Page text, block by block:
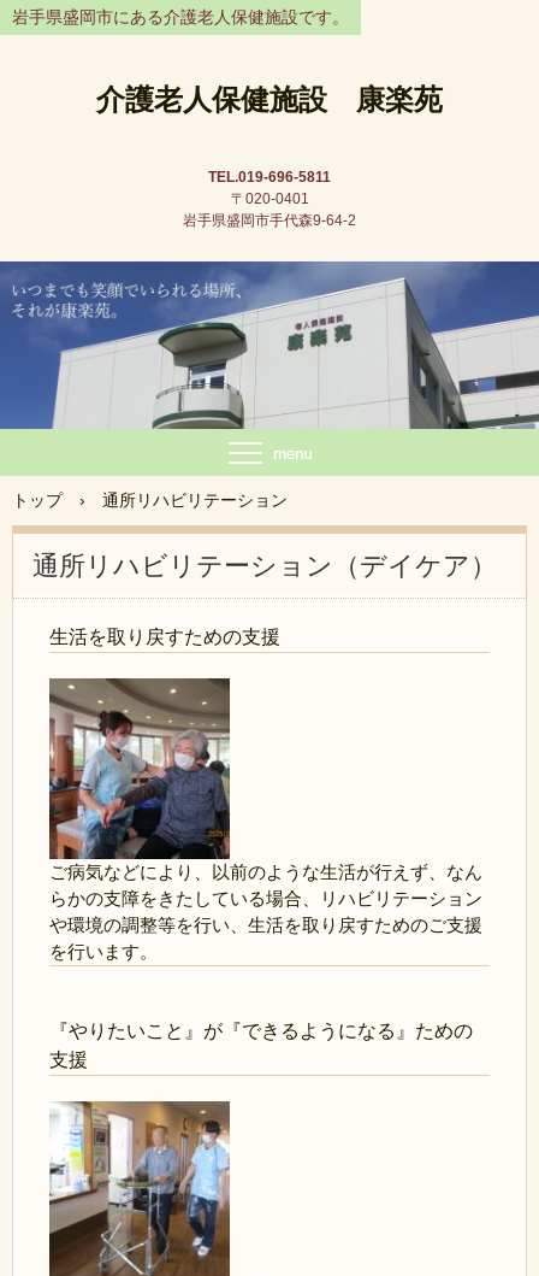
介護老人保健施設 康楽苑
岩手県盛岡市にある介護老人保健施設です。
TEL.019-696-5811
〒020-0401
岩手県盛岡市手代森9-64-2
トップ › 通所リハビリテーション
通所リハビリテーション（デイケア）
生活を取り戻すための支援
ご病気などにより、以前のような生活が行えず、なん
らかの支障をきたしている場合、リハビリテーション
や環境の調整等を行い、生活を取り戻すためのご支援
を行います。
『やりたいこと』が『できるようになる』ための
支援